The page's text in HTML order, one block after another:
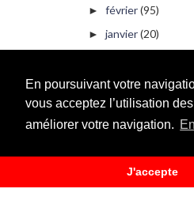
En poursuivant votre
vous acceptez l’utilisation
améliorer votre navigation.
J'accepte
► février(95)
► janvier(20)
►2008 (1)
►2000(6)